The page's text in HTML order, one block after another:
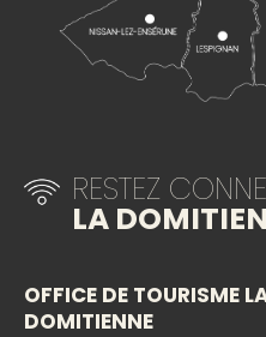
RESTEZ
LA
OFFICE DE TOURISME
DOMITIENNE